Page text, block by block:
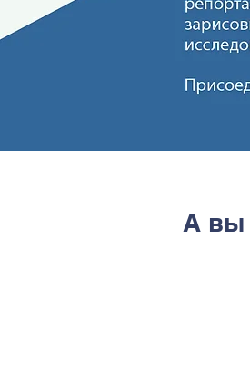
А вы